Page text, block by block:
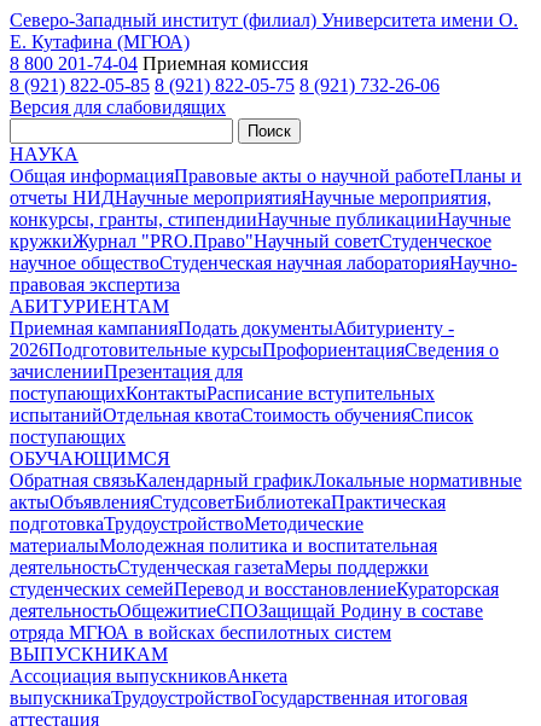
Северо-Западный институт (филиал) Университета имени О.
Е. Кутафина (МГЮА)
8 800 201-74-04 Приемная комиссия
8 (921) 822-05-85 8 (921) 822-05-75 8 (921) 732-26-06
Версия для слабовидящих
Поиск
НАУКА
Общая информацияПравовые акты о научной работеПланы и
отчеты НИДНаучные мероприятияНаучные мероприятия,
конкурсы, гранты, стипендииНаучные публикацииНаучные
кружкиЖурнал "PRO.Право"Научный советСтуденческое
научное обществоСтуденческая научная лабораторияНаучно-
правовая экспертиза
АБИТУРИЕНТАМ
Приемная кампанияПодать документыАбитуриенту -
2026Подготовительные курсыПрофориентацияСведения о
зачисленииПрезентация для
поступающихКонтактыРасписание вступительных
испытанийОтдельная квотаСтоимость обученияCписок
поступающих
ОБУЧАЮЩИМСЯ
Обратная связьКалендарный графикЛокальные нормативные
актыОбъявленияСтудсоветБиблиотекаПрактическая
подготовкаТрудоустройствоМетодические
материалыМолодежная политика и воспитательная
деятельностьСтуденческая газетаМеры поддержки
студенческих семейПеревод и восстановлениеКураторская
деятельностьОбщежитиеСПОЗащищай Родину в составе
отряда МГЮА в войсках беспилотных систем
ВЫПУСКНИКАМ
Ассоциация выпускниковАнкета
выпускникаТрудоустройствоГосударственная итоговая
аттестация